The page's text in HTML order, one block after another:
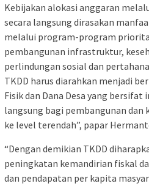
Kebijakan alokasi anggaran
secara langsung dirasakan
melalui program-program
pembangunan infrastruktur,
perlindungan sosial dan
TKDD harus diarahkan menjadi
Fisik dan Dana Desa yang
langsung bagi pembangunan dan
ke level terendah”, papar
“Dengan demikian TKDD
peningkatan kemandirian fiskal
dan pendapatan per kapita